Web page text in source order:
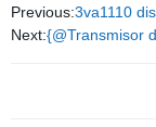
Previous:3va1110
Next:{@Transmisor